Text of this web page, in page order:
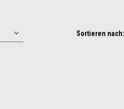
Sortieren nach: